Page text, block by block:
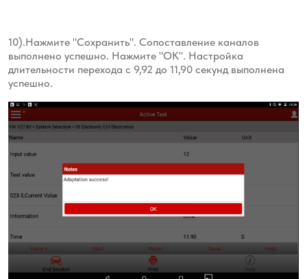
10).Нажмите "Сохранить". Сопоставление каналов
выполнено успешно. Нажмите "ОК". Настройка
длительности перехода с 9,92 до 11,90 секунд выполнена
успешно.